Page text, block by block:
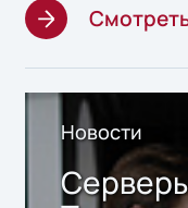
Новости